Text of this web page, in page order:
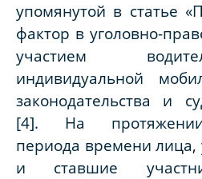
упомянутой в статье
фактор в уголовно-
участием
индивидуальной
законодательства и
[4]. На протяжении
периода времени
и ставшие